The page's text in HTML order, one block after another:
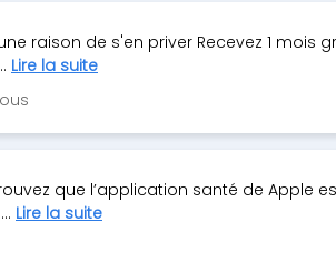
raison de s'en priver Recevez 1 mois
Lire la suite
que l’application santé de Apple
Lire la suite